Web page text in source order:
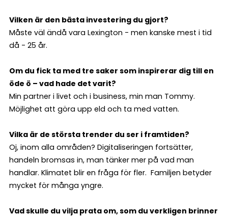
Vilken är den bästa investering du gjort?
Måste väl ändå vara Lexington - men kanske mest i tid
då - 25 år.
Om du fick ta med tre saker som inspirerar dig till en
öde ö – vad hade det varit?
Min partner i livet och i business, min man Tommy.
Möjlighet att göra upp eld och ta med vatten.
Vilka är de största trender du ser i framtiden?
Oj, inom alla områden? Digitaliseringen fortsätter,
handeln bromsas in, man tänker mer på vad man
handlar. Klimatet blir en fråga för fler. Familjen betyder
mycket för många yngre.
Vad skulle du vilja prata om, som du verkligen brinner